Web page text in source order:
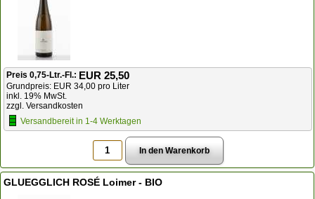
Preis 0,75-Ltr.-Fl.: EUR 25,50
Grundpreis: EUR 34,00 pro Liter
inkl. 19% MwSt.
zzgl. Versandkosten
Versandbereit in 1-4 Werktagen
GLUEGGLICH ROSÉ Loimer - BIO